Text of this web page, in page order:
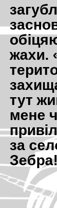
жахи.
тут
мене
за